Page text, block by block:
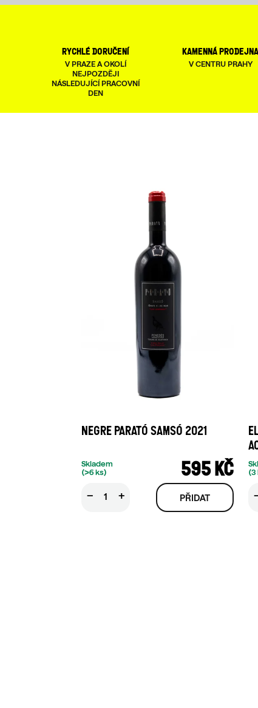
rychlé doručení
V PRAZE A OKOLÍ
NEJPOZDĚJI
NÁSLEDUJÍCÍ PRACOVNÍ
DEN
kamenná prodejna
V CENTRU PRAHY
NEGRE PARATÓ SAMSÓ 2021
595 KČ
Skladem
(>6 ks)
+
−
(3